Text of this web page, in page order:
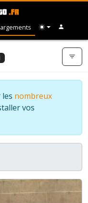
les nombreux
vos